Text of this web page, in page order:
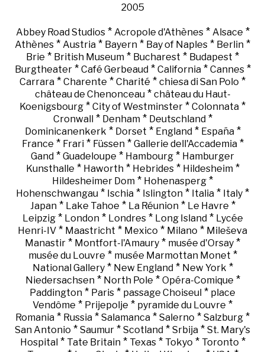
2005
Abbey Road Studios* Acropole d'Athènes* Alsace *
Athènes * Austria * Bayern * Bay of Naples * Berlin *
Brie * British Museum * Bucharest * Budapest *
Burgtheater* Café Gerbeaud* California* Cannes*
Carrara * Charente * Charité * chiesa di San Polo *
château de Chenonceau* château du Haut-
Koenigsbourg * City of Westminster * Colonnata *
Cronwall* Denham* Deutschland*
Dominicanenkerk * Dorset * England* España*
France * Frari* Füssen* Gallerie dell'Accademia*
Gand * Guadeloupe * Hambourg * Hamburger
Kunsthalle * Haworth* Hebrides* Hildesheim*
Hildesheimer Dom * Hohenasperg *
Hohenschwangau * Ischia * Islington * Italia * Italy *
Japan* Lake Tahoe * La Réunion* Le Havre *
Leipzig* London* Londres* Long Island* Lycée
Henri-IV * Maastricht * Mexico * Milano * Mileševa
Manastir * Montfort-l'Amaury * musée d'Orsay *
musée du Louvre * musée Marmottan Monet *
National Gallery* New England* New York *
Niedersachsen* North Pole * Opéra-Comique *
Paddington * Paris * passage Choiseul * place
Vendôme * Prijepolje * pyramide du Louvre *
Romania * Russia * Salamanca * Salerno * Salzburg *
San Antonio * Saumur * Scotland * Srbija * St. Mary's
Hospital* Tate Britain* Texas* Tokyo * Toronto *